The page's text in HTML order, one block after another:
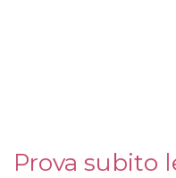
Prova subito